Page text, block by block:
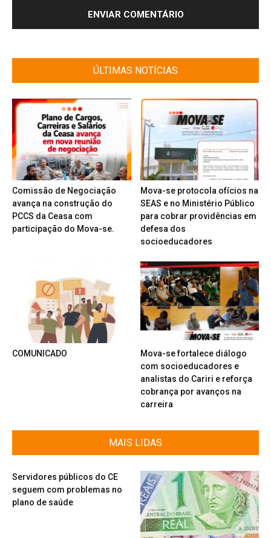
ÚLTIMAS NOTÍCIAS
Comissão de Negociação
avança na construção do
PCCS da Ceasa com
participação do Mova-se.
Mova-se protocola ofícios na
SEAS e no Ministério Público
para cobrar providências em
defesa dos
socioeducadores
COMUNICADO
Mova-se fortalece diálogo
com socioeducadores e
analistas do Cariri e reforça
cobrança por avanços na
carreira
MAIS LIDAS
Servidores públicos do CE
seguem com problemas no
plano de saúde